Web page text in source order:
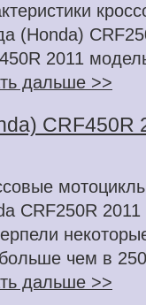
(Honda)
2011
дальше >>
CRF450R
CRF250R
чем в
дальше >>